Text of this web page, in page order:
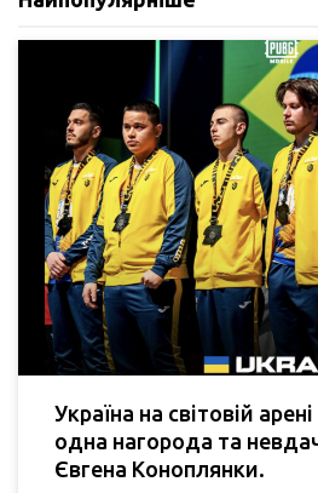
Україна на світовій
одна нагорода та
Євгена Коноплянки.